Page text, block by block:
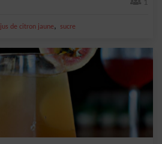
1
jus de citron jaune, sucre